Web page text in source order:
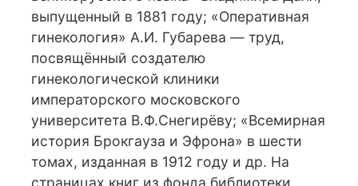
выпущенный в 1881 году; «Оперативная
гинекология» А.И. Губарева — труд,
посвящённый создателю
гинекологической клиники
императорского московского
университета В.Ф.Снегирёву; «Всемирная
история Брокгауза и Эфрона» в шести
томах, изданная в 1912 году и др. На
страницах книг из фонда библиотеки